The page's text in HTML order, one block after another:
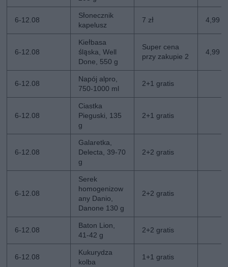
6-12.08
Słonecznik
kapelusz
7 zł 4,99
6-12.08
Kiełbasa
śląska, Well
Done, 550 g
Super cena
przy zakupie 2
4,99
6-12.08
Napój alpro,
750-1000 ml
2+1 gratis
6-12.08
Ciastka
Pieguski, 135
g
2+1 gratis
6-12.08
Galaretka,
Delecta, 39-70
g
2+2 gratis
6-12.08
Serek
homogenizow
any Danio,
Danone 130 g
2+2 gratis
6-12.08
Baton Lion,
41-42 g
2+2 gratis
6-12.08
Kukurydza
kolba
1+1 gratis